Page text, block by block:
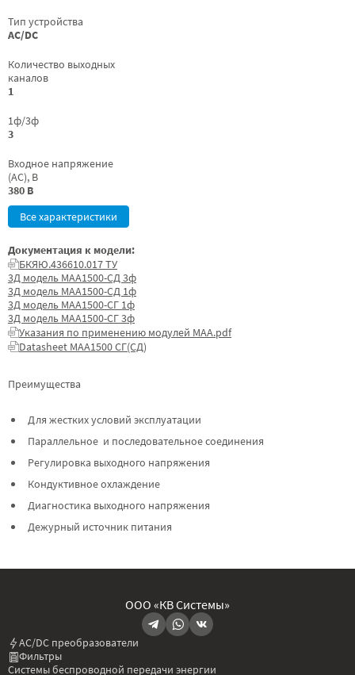
Тип устройства
AC/DC
Количество выходных
каналов
1
1ф/3ф
3
Входное напряжение
(AC), В
380 В
Все характеристики
Преимущества
Для жестких условий эксплуатации
Параллельное и последовательное соединения
Регулировка выходного напряжения
Кондуктивное охлаждение
Диагностика выходного напряжения
Дежурный источник питания
Документация к модели:
БКЯЮ.436610.017 ТУ
3Д модель МАА1500-СД 3ф
3Д модель МАА1500-СД 1ф
3Д модель МАА1500-СГ 1ф
3Д модель МАА1500-СГ 3ф
Указания по применению модулей МАА.pdf
Datasheet МАА1500 СГ(СД)
ООО «КВ Системы»
AC/DC преобразователи
Фильтры
Системы беспроводной передачи энергии